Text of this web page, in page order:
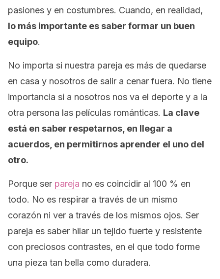
pasiones y en costumbres. Cuando, en realidad,
lo más importante es saber formar un buen
equipo.
No importa si nuestra pareja es más de quedarse
en casa y nosotros de salir a cenar fuera. No tiene
importancia si a nosotros nos va el deporte y a la
otra persona las películas románticas. La clave
está en saber respetarnos, en llegar a
acuerdos, en permitirnos aprender el uno del
otro.
Porque ser pareja no es coincidir al 100 % en
todo. No es respirar a través de un mismo
corazón ni ver a través de los mismos ojos. Ser
pareja es saber hilar un tejido fuerte y resistente
con preciosos contrastes, en el que todo forme
una pieza tan bella como duradera.